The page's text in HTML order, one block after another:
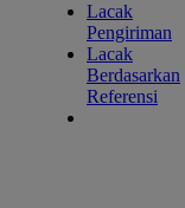
Lacak
Pengiriman
Lacak
Berdasarkan
Referensi